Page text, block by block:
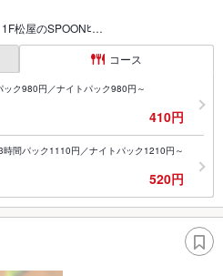
1F松屋のSPOONﾋ…
コース
ク980円／ナイトパック980円～
410円
間パック1110円／ナイトパック1210円～
520円